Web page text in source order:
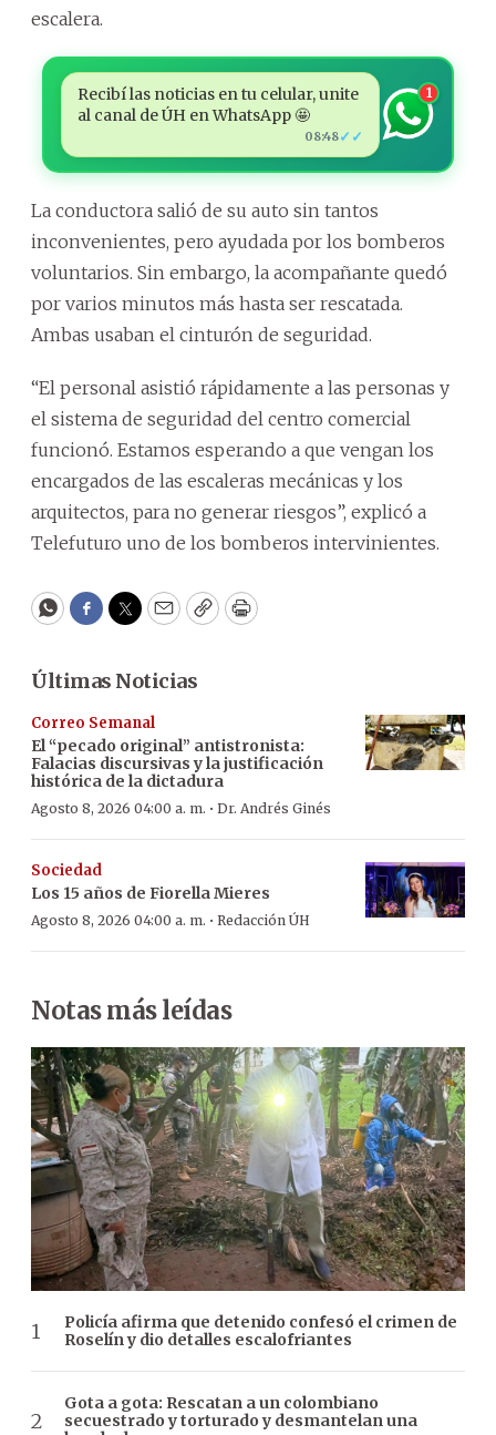
escalera.
Recibí las noticias en tu celular, unite
al canal de ÚH en WhatsApp 🤩
08:48✓✓
1
La conductora salió de su auto sin tantos
inconvenientes, pero ayudada por los bomberos
voluntarios. Sin embargo, la acompañante quedó
por varios minutos más hasta ser rescatada.
Ambas usaban el cinturón de seguridad.
“El personal asistió rápidamente a las personas y
el sistema de seguridad del centro comercial
funcionó. Estamos esperando a que vengan los
encargados de las escaleras mecánicas y los
arquitectos, para no generar riesgos”, explicó a
Telefuturo uno de los bomberos intervinientes.
WhatsApp
Facebook
Twitter
EmailCopyPrint
Últimas Noticias
Correo Semanal
El “pecado original” antistronista:
Falacias discursivas y la justificación
histórica de la dictadura
Agosto 8, 2026 04:00 a. m. · Dr. Andrés Ginés
Sociedad
Los 15 años de Fiorella Mieres
Agosto 8, 2026 04:00 a. m. · Redacción ÚH
Notas más leídas
Policía afirma que detenido confesó el crimen de
Roselín y dio detalles escalofriantes
Gota a gota: Rescatan a un colombiano
secuestrado y torturado y desmantelan una